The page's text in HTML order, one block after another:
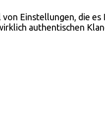
Einstellungen, die es
authentischen